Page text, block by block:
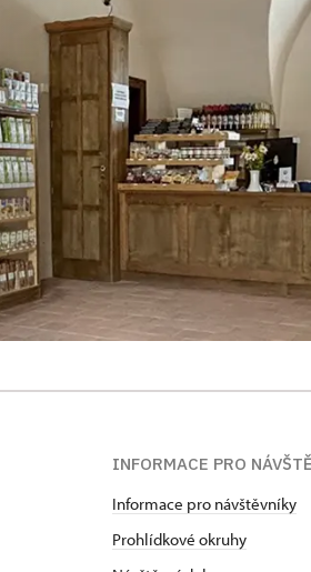
INFORMACE PRO
Informace pro návštěvníky
Prohlídkové okruhy